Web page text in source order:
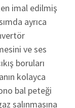
imal edilmiş
ayrıca
ve ses
boruları
kolayca
bal peteği
salınmasına